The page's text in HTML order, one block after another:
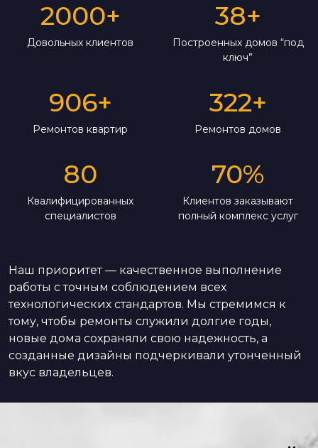
2000+
Довольных клиентов
38+
Построенных домов “под
ключ”
906+
Ремонтов квартир
322+
Ремонтов домов
80
Квалифицированных
специалистов
70%
Клиентов заказывают
полный комплекс услуг
Наш приоритет — качественное выполнение
работы с точным соблюдением всех
технологических стандартов. Мы стремимся к
тому, чтобы ремонты служили долгие годы,
новые дома сохраняли свою надежность, а
созданные дизайны подчеркивали утонченный
вкус владельцев.